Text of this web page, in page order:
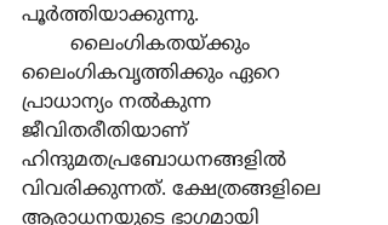
പൂര്‍ത്തിയാക്കുന്നു.
ലൈംഗികവൃത്തിക്കും ഏറെ
പ്രാധാന്യം നല്‍കുന്ന
ജീവിതരീതിയാണ്
ഹിന്ദുമതപ്രബോധനങ്ങളില്‍
വിവരിക്കുന്നത്. ക്ഷേത്രങ്ങളിലെ
ആരാധനയുടെ ഭാഗമായി